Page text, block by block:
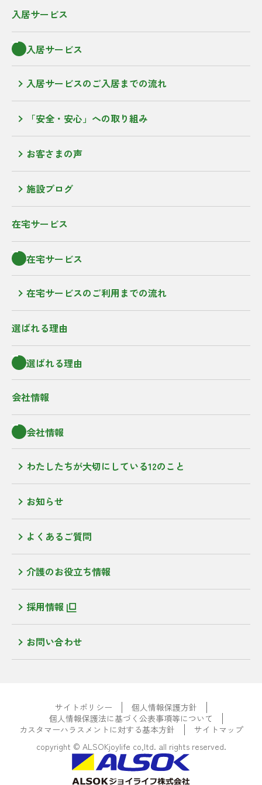
入居サービス
入居サービス
入居サービスのご入居までの流れ
「安全・安心」への取り組み
お客さまの声
施設ブログ
在宅サービス
在宅サービス
在宅サービスのご利用までの流れ
選ばれる理由
選ばれる理由
会社情報
会社情報
わたしたちが大切にしている12のこと
お知らせ
よくあるご質問
介護のお役立ち情報
採用情報
お問い合わせ
サイトポリシー
個人情報保護方針
個人情報保護法に基づく公表事項等について
カスタマーハラスメントに対する基本方針
サイトマップ
copyright © ALSOKjoylife co,ltd. all rights reserved.